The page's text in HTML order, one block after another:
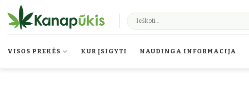
Skip to content
VISOS PREKĖS KUR ĮSIGYTI NAUDINGA INFORMACIJA